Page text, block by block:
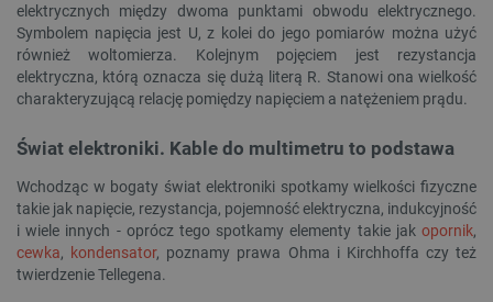
elektrycznych między dwoma punktami obwodu elektrycznego.
Symbolem napięcia jest U, z kolei do jego pomiarów można użyć
również woltomierza. Kolejnym pojęciem jest rezystancja
elektryczna, którą oznacza się dużą literą R. Stanowi ona wielkość
charakteryzującą relację pomiędzy napięciem a natężeniem prądu.
Świat elektroniki. Kable do multimetru to podstawa
Wchodząc w bogaty świat elektroniki spotkamy wielkości fizyczne
takie jak napięcie, rezystancja, pojemność elektryczna, indukcyjność
i wiele innych - oprócz tego spotkamy elementy takie jak opornik,
cewka, kondensator, poznamy prawa Ohma i Kirchhoffa czy też
twierdzenie Tellegena.